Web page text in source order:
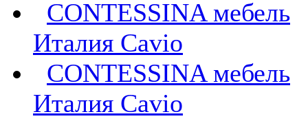
CONTESSINA мебель
Италия Cavio
CONTESSINA мебель
Италия Сavio